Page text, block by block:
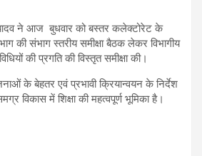
ने आज बुधवार को बस्तर कलेक्टोरेट के
की संभाग स्तरीय समीक्षा बैठक लेकर विभागीय
की प्रगति की विस्तृत समीक्षा की।
के बेहतर एवं प्रभावी क्रियान्वयन के निर्देश
विकास में शिक्षा की महत्वपूर्ण भूमिका है।